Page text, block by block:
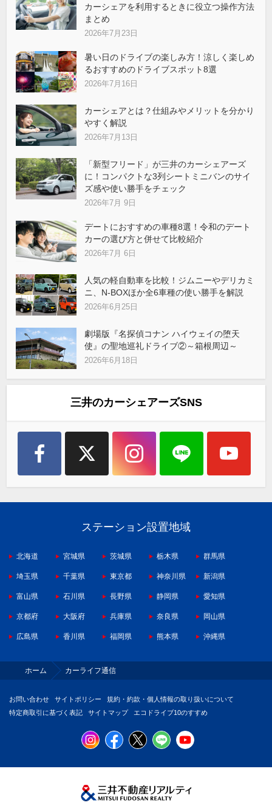
カーシェアを利用するときに役立つ操作方法
まとめ
2026年7月23日
暑い日のドライブの楽しみ方！涼しく楽しめ
るおすすめのドライブスポット8選
2026年7月16日
カーシェアとは？仕組みやメリットを分かり
やすく解説
2026年7月13日
「新型フリード」が三井のカーシェアーズ
に！コンパクトな3列シートミニバンのサイ
ズ感や使い勝手をチェック
2026年7月 9日
デートにおすすめの車種8選！令和のデート
カーの選び方と併せて比較紹介
2026年7月 6日
人気の軽自動車を比較！ジムニーやデリカミ
ニ、N-BOXほか全6車種の使い勝手を解説
2026年6月25日
劇場版『名探偵コナン ハイウェイの堕天
使』の聖地巡礼ドライブ②～箱根周辺～
2026年6月18日
三井のカーシェアーズSNS
ステーション設置地域
北海道 宮城県 茨城県 栃木県 群馬県
埼玉県 千葉県 東京都 神奈川県 新潟県
富山県 石川県 長野県 静岡県 愛知県
京都府 大阪府 兵庫県 奈良県 岡山県
広島県 香川県 福岡県 熊本県 沖縄県
ホーム カーライフ通信
お問い合わせ サイトポリシー
規約・約款・個人情報の取り扱いについて
特定商取引に基づく表記
サイトマップ エコドライブ10のすすめ